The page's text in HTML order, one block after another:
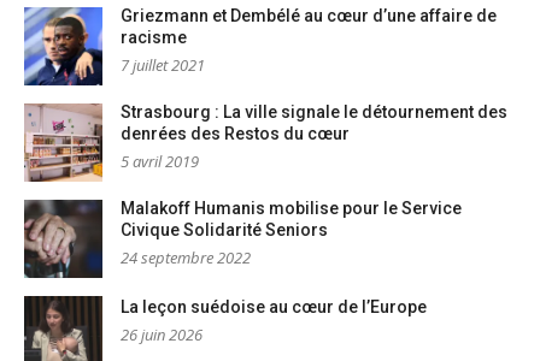
Griezmann et Dembélé au cœur d’une affaire de
racisme
7 juillet 2021
Strasbourg : La ville signale le détournement des
denrées des Restos du cœur
5 avril 2019
Malakoff Humanis mobilise pour le Service
Civique Solidarité Seniors
24 septembre 2022
La leçon suédoise au cœur de l’Europe
26 juin 2026